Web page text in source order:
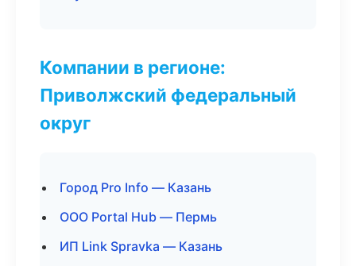
Компании в регионе:
Приволжский федеральный
округ
Город Pro Info — Казань
ООО Portal Hub — Пермь
ИП Link Spravka — Казань